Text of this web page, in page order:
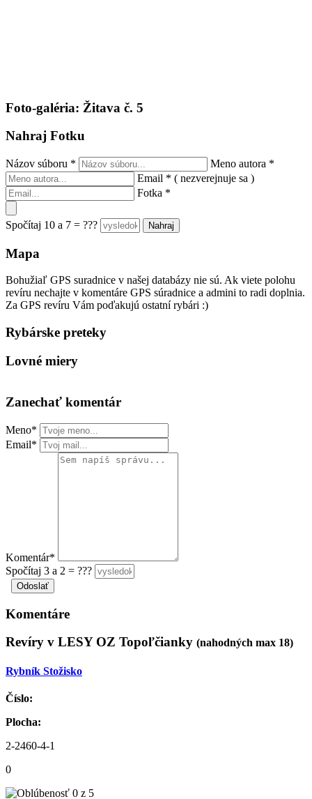
Foto-galéria: Žitava č. 5
Nahraj Fotku
Názov súboru * Meno autora *
Email * ( nezverejnuje sa )
Fotka *
Spočítaj 10 a 7 = ???
Mapa
Bohužiaľ GPS suradnice v našej databázy nie sú. Ak viete polohu
revíru nechajte v komentáre GPS súradnice a admini to radi doplnia.
Za GPS revíru Vám poďakujú ostatní rybári :)
Rybárske preteky
Lovné miery
Zanechať komentár
Meno*
Email*
Komentár*
Spočítaj 3 a 2 = ???
Komentáre
Revíry v LESY OZ Topoľčianky (nahodných max 18)
Rybník Stožisko
Číslo:
Plocha:
2-2460-4-1
0